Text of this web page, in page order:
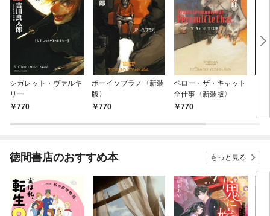
シガレット・ヴァルキ
リー
770
ボーイソプラノ〈新装
版〉
770
ペロー・ザ・キャット
全仕事〈新装版〉
770
徳間書店のおすすめ本 もっと見る